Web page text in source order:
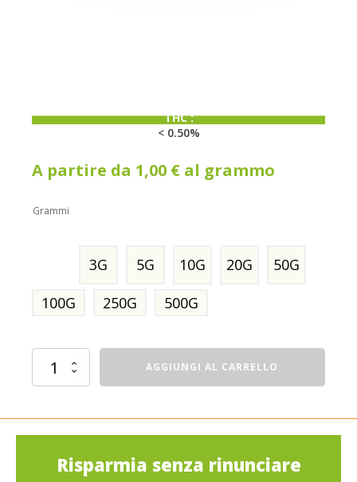
THC :
< 0.50%
A partire da 1,00 € al grammo
Grammi
3G 5G 10G 20G
50G
100G
250G 500G
Harlequin
AGGIUNGI AL CARRELLO
Risparmia senza rinunciare